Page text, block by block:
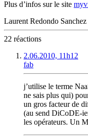
Plus d’infos sur le site
Laurent Redondo Sanchez
22 réactions
2.06.2010, 11h12
fab
j’utilise le terme
ne sais plus qui)
un gros facteur de
(au send DiCoDE-
les opérateurs. Un